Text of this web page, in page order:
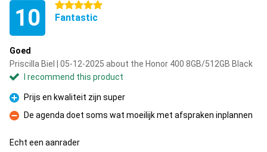
10 5 stars
Fantastic
Goed
Priscilla Biel | 05-12-2025 about the Honor 400 8GB/512GB Black
I recommend this product
Pro
Prijs en kwaliteit zijn super
Con
De agenda doet soms wat moeilijk met afspraken inplannen
Echt een aanrader